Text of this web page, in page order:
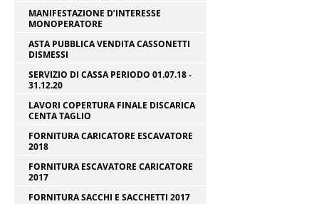
MANIFESTAZIONE D’INTERESSE
MONOPERATORE
ASTA PUBBLICA VENDITA CASSONETTI
DISMESSI
SERVIZIO DI CASSA PERIODO 01.07.18 -
31.12.20
LAVORI COPERTURA FINALE DISCARICA
CENTA TAGLIO
FORNITURA CARICATORE ESCAVATORE
2018
FORNITURA ESCAVATORE CARICATORE
2017
FORNITURA SACCHI E SACCHETTI 2017